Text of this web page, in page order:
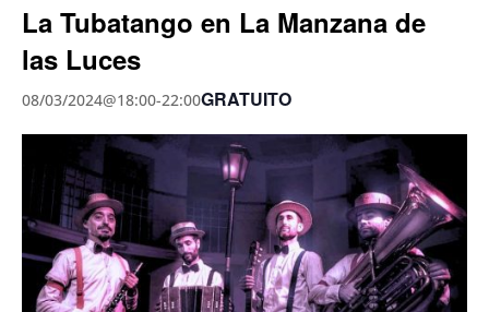
La Tubatango en La Manzana de
las Luces
08/03/2024@18:00-22:00GRATUITO